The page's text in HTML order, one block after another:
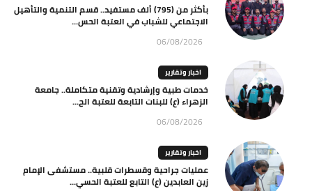
بأكثر من (795) ألف مستفيد.. قسم التنمية والتأهيل
الاجتماعي للشباب في العتبة الحس...
06/08/2026
اخبار وتقارير
خدمات طبية وإرشادية وتقنية متكاملة.. جامعة
الزهراء (ع) للبنات التابعة للعتبة الح...
06/08/2026
اخبار وتقارير
عمليات جراحية وقسطرات قلبية.. مستشفى الإمام
زين العابدين (ع) التابع للعتبة الحسي...